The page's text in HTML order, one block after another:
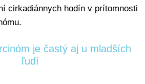
cirkadiánnych hodín v prítomnosti
je častý aj u mladších
ľudí